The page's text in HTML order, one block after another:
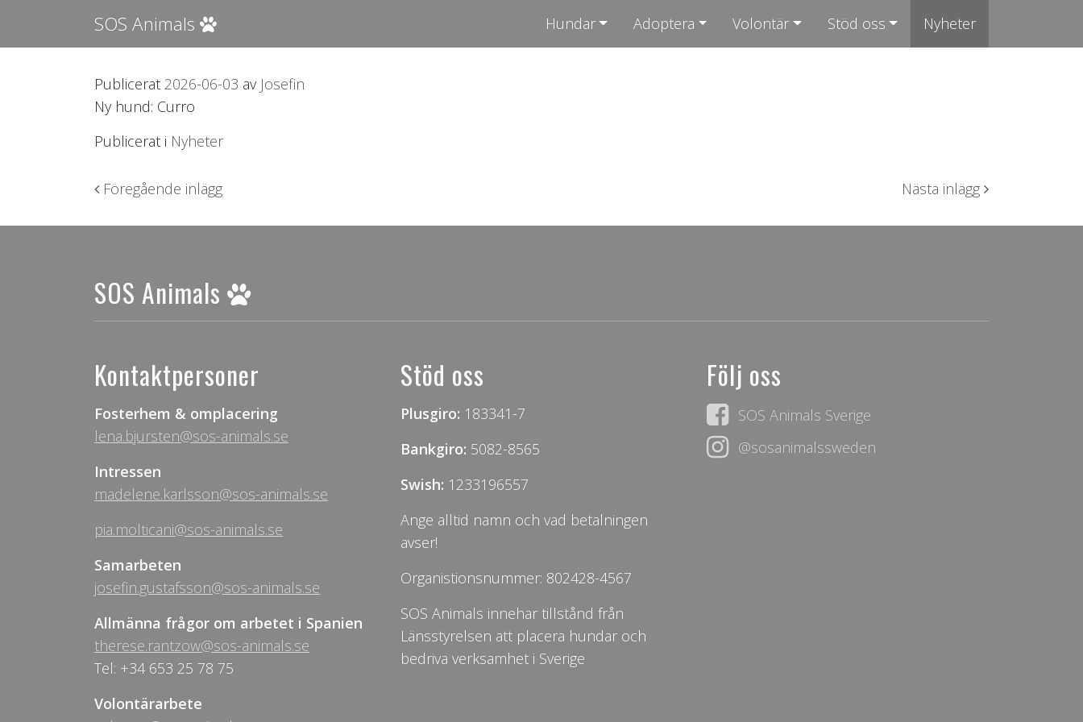
SOS Animals Hundar Adoptera Volontär Stöd oss Nyheter
Publicerat 2026-06-03 av Josefin
Ny hund: Curro
Publicerat i Nyheter
Inläggsnavigering
Föregående inlägg Nästa inlägg
SOS Animals
Kontaktpersoner
Fosterhem & omplacering
lena.bjursten@sos-animals.se
Intressen
madelene.karlsson@sos-animals.se
pia.molticani@sos-animals.se
Samarbeten
josefin.gustafsson@sos-animals.se
Allmänna frågor om arbetet i Spanien
therese.rantzow@sos-animals.se
Tel: +34 653 25 78 75
Volontärarbete
Stöd oss
Plusgiro: 183341-7
Bankgiro: 5082-8565
Swish: 1233196557
Ange alltid namn och vad betalningen
avser!
Organistionsnummer: 802428-4567
SOS Animals innehar tillstånd från
Länsstyrelsen att placera hundar och
bedriva verksamhet i Sverige
Följ oss
SOS Animals Sverige
@sosanimalssweden